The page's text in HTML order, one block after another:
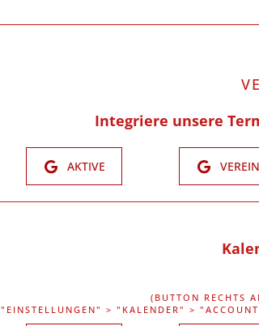
Integriere unsere
AKTIVE VEREIN
(BUTTON RECHTS
"EINSTELLUNGEN" > "KALENDER" >